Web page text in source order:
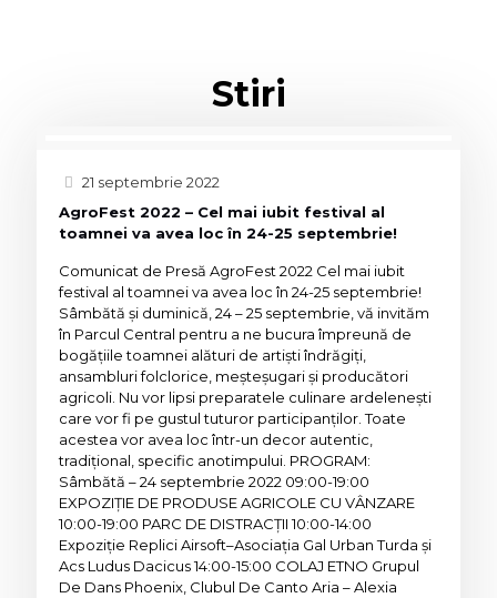
Stiri
21 septembrie 2022
AgroFest 2022 – Cel mai iubit festival al
toamnei va avea loc în 24-25 septembrie!
Comunicat de Presă AgroFest 2022 Cel mai iubit
festival al toamnei va avea loc în 24-25 septembrie!
Sâmbătă și duminică, 24 – 25 septembrie, vă invităm
în Parcul Central pentru a ne bucura împreună de
bogățiile toamnei alături de artiști îndrăgiți,
ansambluri folclorice, meșteșugari și producători
agricoli. Nu vor lipsi preparatele culinare ardelenești
care vor fi pe gustul tuturor participanților. Toate
acestea vor avea loc într-un decor autentic,
tradițional, specific anotimpului. PROGRAM:
Sâmbătă – 24 septembrie 2022 09:00-19:00
EXPOZIȚIE DE PRODUSE AGRICOLE CU VÂNZARE
10:00-19:00 PARC DE DISTRACȚII 10:00-14:00
Expoziție Replici Airsoft–Asociația Gal Urban Turda și
Acs Ludus Dacicus 14:00-15:00 COLAJ ETNO Grupul
De Dans Phoenix, Clubul De Canto Aria – Alexia